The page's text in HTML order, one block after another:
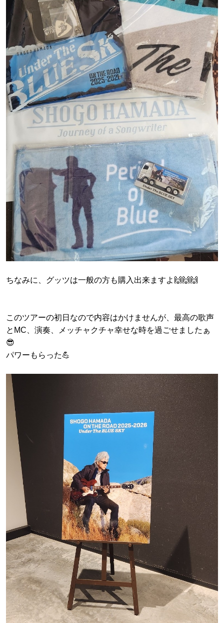
ちなみに、グッツは一般の方も購入出来ますよ🙌🙌🙌
このツアーの初日なので内容はかけませんが、最高の歌声
とMC、演奏、メッチャクチャ幸せな時を過ごせましたぁ
😎
パワーもらった💪